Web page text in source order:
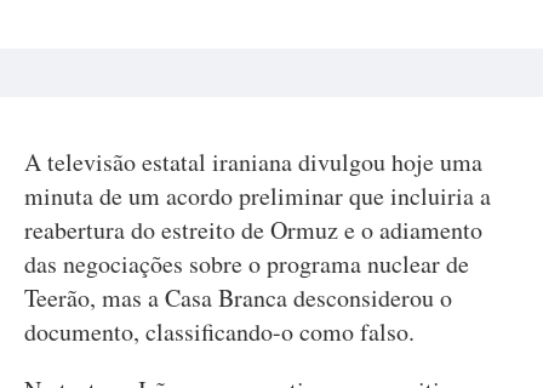
A televisão estatal iraniana divulgou hoje uma
minuta de um acordo preliminar que incluiria a
reabertura do estreito de Ormuz e o adiamento
das negociações sobre o programa nuclear de
Teerão, mas a Casa Branca desconsiderou o
documento, classificando-o como falso.